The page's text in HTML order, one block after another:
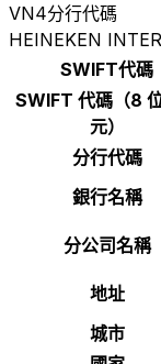
VN4分行代碼
HEINEKEN
SWIFT代碼
SWIFT 代碼（8
元）
分行代碼
銀行名稱
分公司名稱
地址
城市